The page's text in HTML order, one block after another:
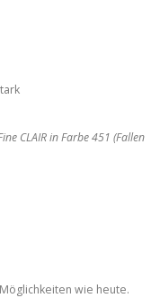
CLAIR in Farbe 451 (Fallen
wie heute.